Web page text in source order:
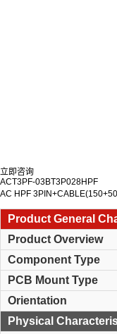
立即咨询
ACT3PF-03BT3P028HPF
AC HPF
Product General
Product Overview
Component Type
PCB Mount Type
Orientation
Physical